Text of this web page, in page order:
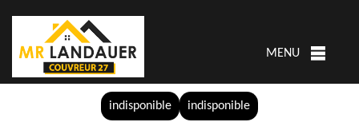
indisponible indisponible
MENU